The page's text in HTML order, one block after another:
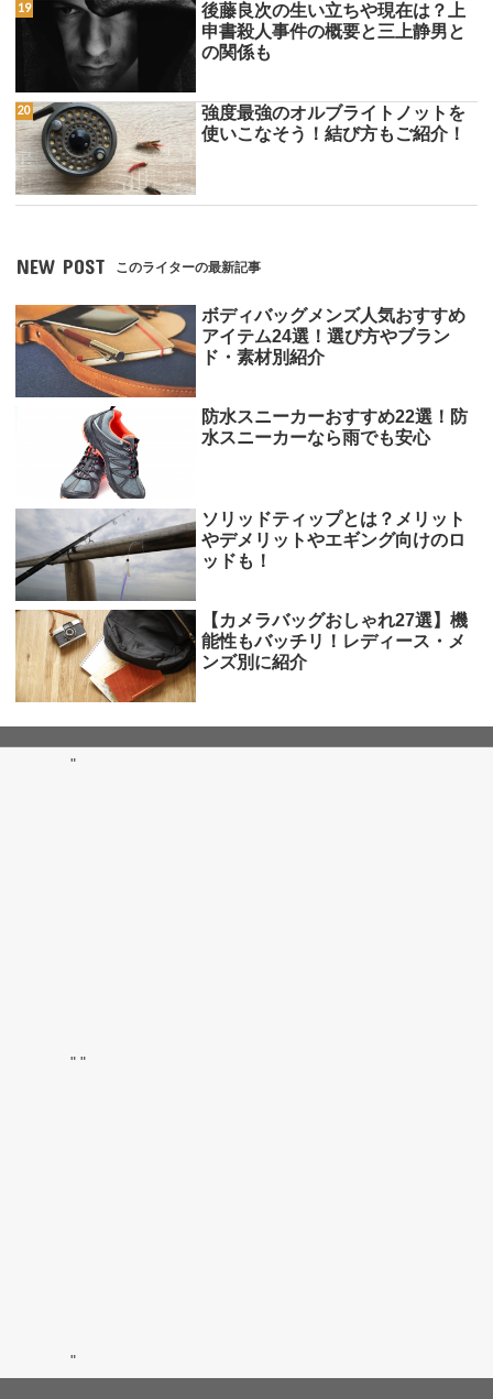
後藤良次の生い立ちや現在は？上
申書殺人事件の概要と三上静男と
の関係も
強度最強のオルブライトノットを
使いこなそう！結び方もご紹介！
NEW POST このライターの最新記事
ボディバッグメンズ人気おすすめ
アイテム24選！選び方やブラン
ド・素材別紹介
防水スニーカーおすすめ22選！防
水スニーカーなら雨でも安心
ソリッドティップとは？メリット
やデメリットやエギング向けのロ
ッドも！
【カメラバッグおしゃれ27選】機
能性もバッチリ！レディース・メ
ンズ別に紹介
"
" "
"